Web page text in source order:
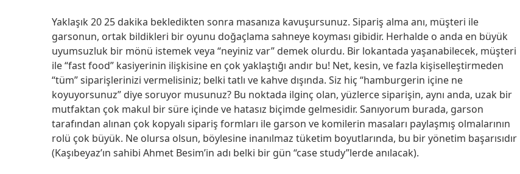
Yaklaşık 20 25 dakika bekledikten sonra masanıza kavuşursunuz. Sipariş alma anı, müşteri ile
garsonun, ortak bildikleri bir oyunu doğaçlama sahneye koyması gibidir. Herhalde o anda en büyük
uyumsuzluk bir mönü istemek veya “neyiniz var” demek olurdu. Bir lokantada yaşanabilecek, müşteri
ile “fast food” kasiyerinin ilişkisine en çok yaklaştığı andır bu! Net, kesin, ve fazla kişiselleştirmeden
“tüm” siparişlerinizi vermelisiniz; belki tatlı ve kahve dışında. Siz hiç “hamburgerin içine ne
koyuyorsunuz” diye soruyor musunuz? Bu noktada ilginç olan, yüzlerce siparişin, aynı anda, uzak bir
mutfaktan çok makul bir süre içinde ve hatasız biçimde gelmesidir. Sanıyorum burada, garson
tarafından alınan çok kopyalı sipariş formları ile garson ve komilerin masaları paylaşmış olmalarının
rolü çok büyük. Ne olursa olsun, böylesine inanılmaz tüketim boyutlarında, bu bir yönetim başarısıdır
(Kaşıbeyaz’ın sahibi Ahmet Besim’in adı belki bir gün “case study”lerde anılacak).